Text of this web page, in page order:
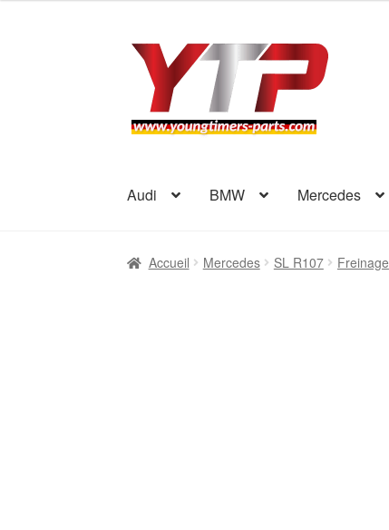
Aller
navigation
Aller
contenu
Audi BMW Mercedes
Accueil Mercedes SL R107 Freinage